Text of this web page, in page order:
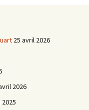
25 avril 2026
2026
2025